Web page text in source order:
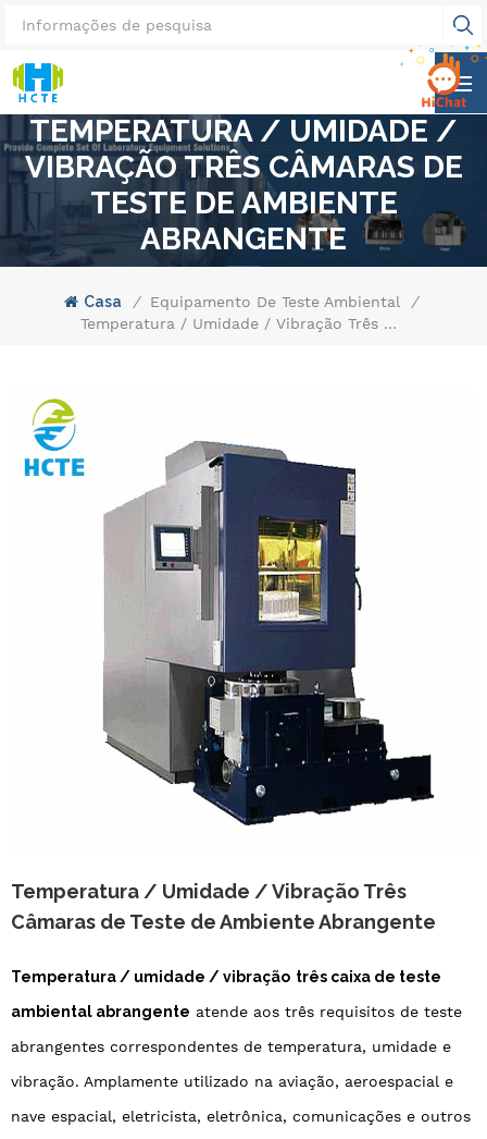
TEMPERATURA / UMIDADE /
VIBRAÇÃO TRÊS CÂMARAS DE
TESTE DE AMBIENTE
ABRANGENTE
Casa / Equipamento De Teste Ambiental
/
Temperatura / Umidade / Vibração Três Câmaras De Teste De Ambiente Abrangente
Temperatura / Umidade / Vibração Três
Câmaras de Teste de Ambiente Abrangente
Temperatura / umidade / vibração três caixa de teste
ambiental abrangente atende aos três requisitos de teste
abrangentes correspondentes de temperatura, umidade e
vibração. Amplamente utilizado na aviação, aeroespacial e
nave espacial, eletricista, eletrônica, comunicações e outros